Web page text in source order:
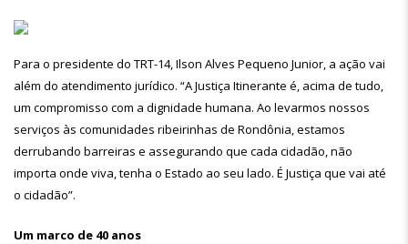
Para o presidente do TRT-14, Ilson Alves Pequeno Junior, a ação vai
além do atendimento jurídico. “A Justiça Itinerante é, acima de tudo,
um compromisso com a dignidade humana. Ao levarmos nossos
serviços às comunidades ribeirinhas de Rondônia, estamos
derrubando barreiras e assegurando que cada cidadão, não
importa onde viva, tenha o Estado ao seu lado. É Justiça que vai até
o cidadão”.
Um marco de 40 anos